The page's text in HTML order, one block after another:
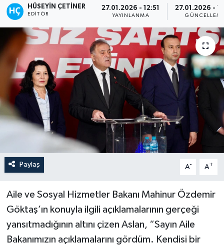
HÜSEYIN ÇETINER
EDITÖR
27.01.2026 - 12:51
YAYINLANMA
27.01.2026 -
Paylaş A- A+
Aile ve Sosyal Hizmetler Bakanı Mahinur Özdemir
Göktaş’ın konuyla ilgili açıklamalarının gerçeği
yansıtmadığının altını çizen Aslan, “Sayın Aile
Bakanımızın açıklamalarını gördüm. Kendisi bir